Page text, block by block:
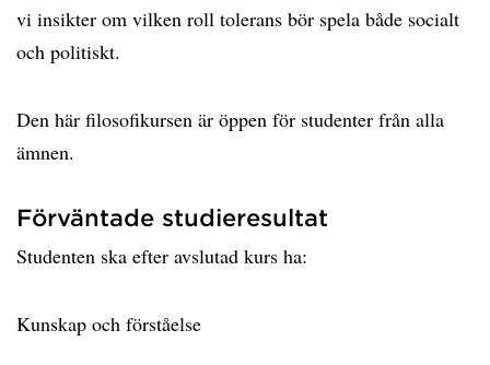
vi insikter om vilken roll tolerans bör spela både socialt
och politiskt.
Den här filosofikursen är öppen för studenter från alla
ämnen.
Förväntade studieresultat
Studenten ska efter avslutad kurs ha:
Kunskap och förståelse